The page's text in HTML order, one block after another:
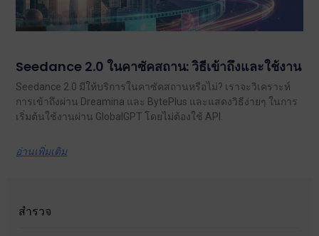
Seedance 2.0 ในคาซัคสถาน: วิธีเข้าถึงและใช้งาน
Seedance 2.0 มีให้บริการในคาซัคสถานหรือไม่? เราจะวิเคราะห์
การเข้าถึงผ่าน Dreamina และ BytePlus และแสดงวิธีง่ายๆ ในการ
เริ่มต้นใช้งานผ่าน GlobalGPT โดยไม่ต้องใช้ API.
อ่านเพิ่มเติม
สำรวจ